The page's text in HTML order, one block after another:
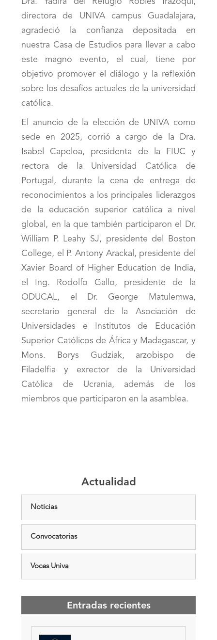
directora de UNIVA campus Guadalajara,
agradeció la confianza depositada en
nuestra Casa de Estudios para llevar a cabo
este magno evento, el cual, tiene por
objetivo promover el diálogo y la reflexión
sobre los desafíos actuales de la universidad
católica.
El anuncio de la elección de UNIVA como
sede en 2025, corrió a cargo de la Dra.
Isabel Capeloa, presidenta de la FIUC y
rectora de la Universidad Católica de
Portugal, durante la cena de entrega de
reconocimientos a los principales liderazgos
de la educación superior católica a nivel
global, en la que también participaron el Dr.
William P. Leahy SJ, presidente del Boston
College, el P. Antony Arackal, presidente del
Xavier Board of Higher Education de India,
el Ing. Rodolfo Gallo, presidente de la
ODUCAL, el Dr. George Matulemwa,
secretario general de la Asociación de
Universidades e Institutos de Educación
Superior Católicos de África y Madagascar, y
Mons. Borys Gudziak, arzobispo de
Filadelfia y exrector de la Universidad
Católica de Ucrania, además de los
miembros que participaron en la asamblea.
Actualidad
Noticias
Convocatorias
Voces Univa
Entradas recientes